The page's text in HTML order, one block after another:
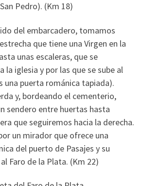
Pedro). (Km 18)
del embarcadero, tomamos
que tiene una Virgen en la
unas escaleras, que se
la iglesia y por las que se sube al
una puerta románica tapiada).
y, bordeando el cementerio,
sendero entre huertas hasta
que seguiremos hacia la derecha.
un mirador que ofrece una
del puerto de Pasajes y su
Faro de la Plata. (Km 22)